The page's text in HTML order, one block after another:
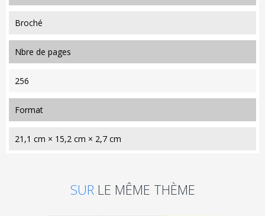
Broché
nbre de pages
256
format
21,1 cm × 15,2 cm × 2,7 cm
SUR LE MÊME THÈME